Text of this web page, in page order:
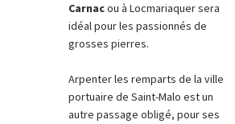
Carnacou à Locmariaquer sera
idéal pour les passionnés de
grosses pierres.
Arpenter les remparts de la ville
portuaire de Saint-Malo est un
autre passage obligé, pour ses